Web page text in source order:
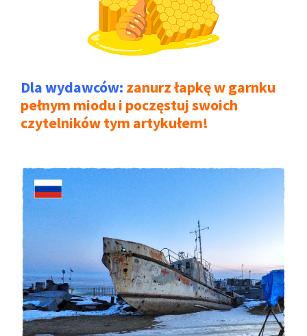
Dla wydawców: zanurz łapkę w garnku
pełnym miodu i poczęstuj swoich
czytelników tym artykułem!